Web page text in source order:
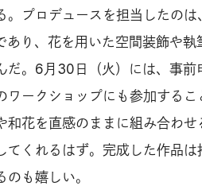
プロデュースを担当したのは
あり、花を用いた空間装飾や執
だ。6月30日（火）には、事前
ークショップにも参加するこ
花を直感のままに組み合わせ
てくれるはず。完成した作品は
も嬉しい。